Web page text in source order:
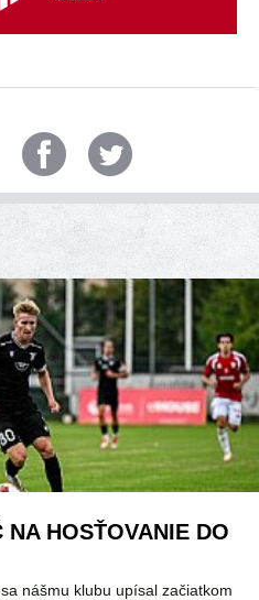
HOSŤOVANIE DO
nášmu klubu upísal začiatkom